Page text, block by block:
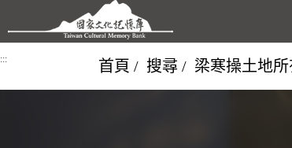
跳到主要內容區塊
::: 首頁 搜尋 梁寒操土地